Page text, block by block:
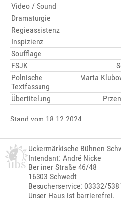
Video / Sound
Dramaturgie
Regieassistenz
Inspizienz
Soufflage
FSJK
Polnische
Textfassung
Marta
Übertitelung
Stand vom 18.12.2024
Uckermärkische Bühnen
Intendant: André Nicke
Berliner Straße 46/48
16303 Schwedt
Besucherservice: 03332/
Unser Haus ist barrierefrei.